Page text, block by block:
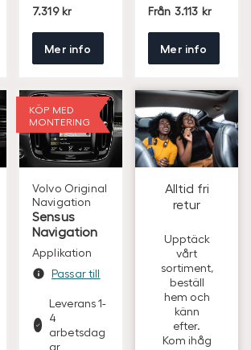
7.319 S
Mer info
Från 3.113 S
Mer info
KÖP MED
MONTERING
Volvo Original
Navigation
Sensus
Navigation
Applikation
Passar till
Leverans 1-
4
arbetsdag
ar
Alltid fri
retur
Upptäck
vårt
sortiment,
beställ
hem och
känn
efter.
Kom ihåg